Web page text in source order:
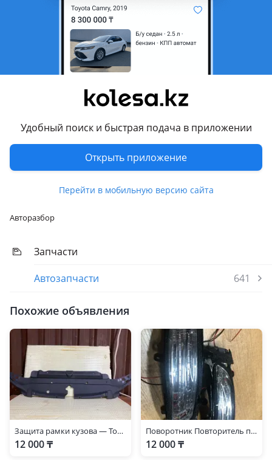
Удобный поиск и быстрая подача в приложении
Открыть приложение
Перейти в мобильную версию сайта
Подходит на авто
Toyota Land Cruiser Prado
2013 - 2017 J150 рестайлинг, 2009 - 2013 J150
Комментарий продавца
150 кузов дубликат хорошего качества по зазорам
подходит как надо отправка по городам РК!
Перевести
Другие объявления продавца
Авторазбор
Запчасти
Автозапчасти
641
Похожие объявления
Защита рамки кузова — Toyota Land Cruiser Prado 150 2014-2017
12 000 ₸
Поворотник Повторитель поворота Prado 150
12 000 ₸